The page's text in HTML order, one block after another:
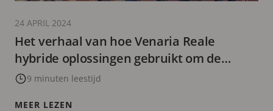
Het verhaal van hoe Venaria Reale
hybride oplossingen gebruikt om de
veiligheid en bezoekerservaring te
9 minuten leestijd
24 APRIL 2024
MEER LEZEN